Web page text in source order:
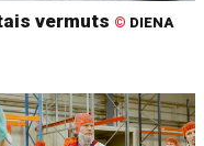
vermuts © DIENA